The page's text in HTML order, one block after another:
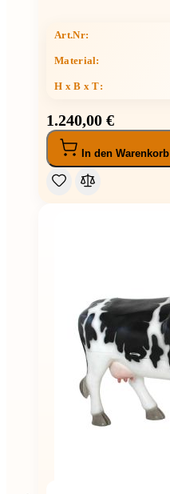
Art.Nr:
Material:
H x B x T:
1.240,00 €
In den Warenkorb